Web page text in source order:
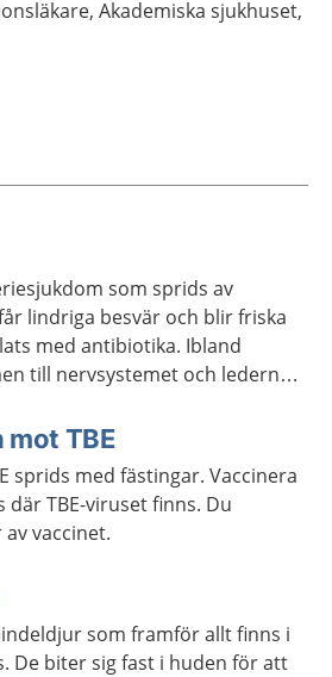
Akademiska sjukhuset,
som sprids av
lindriga besvär och blir friska
med antibiotika. Ibland
till nervsystemet och lederna,
TBE
sprids med fästingar. Vaccinera
vaccinet.
som framför allt finns i
De biter sig fast i huden för att